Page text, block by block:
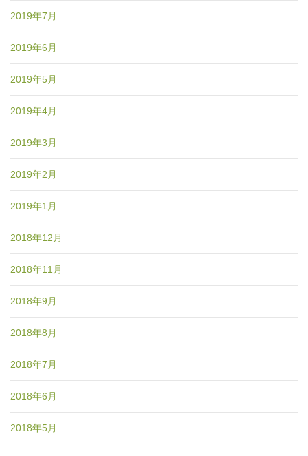
2019年7月
2019年6月
2019年5月
2019年4月
2019年3月
2019年2月
2019年1月
2018年12月
2018年11月
2018年9月
2018年8月
2018年7月
2018年6月
2018年5月